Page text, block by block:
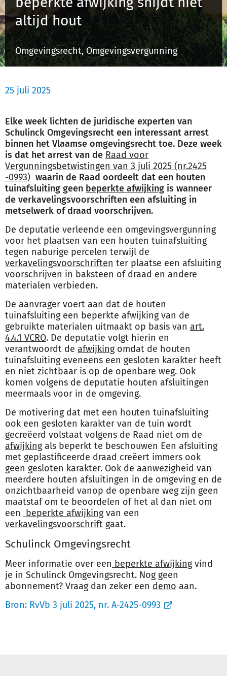
Schulinck Omgevingsrecht Databank
Over ons
Contact
Registreren
altijd hout
Omgevingsrecht, Omgevingsvergunning
25 juli 2025
Elke week lichten de juridische experten van
Schulinck Omgevingsrecht een interessant arrest
binnen het Vlaamse omgevingsrecht toe. Deze week
is dat het arrest van de Raad voor
Vergunningsbetwistingen van 3 juli 2025 (nr.2425
-0993) waarin de Raad oordeelt dat een houten
tuinafsluiting geen beperkte afwijking is wanneer
de verkavelingsvoorschriften een afsluiting in
metselwerk of draad voorschrijven.
De deputatie verleende een omgevingsvergunning
voor het plaatsen van een houten tuinafsluiting
tegen naburige percelen terwijl de
verkavelingsvoorschriften ter plaatse een afsluiting
voorschrijven in baksteen of draad en andere
materialen verbieden.
De aanvrager voert aan dat de houten
tuinafsluiting een beperkte afwijking van de
gebruikte materialen uitmaakt op basis van art.
4.4.1 VCRO. De deputatie volgt hierin en
verantwoordt de afwijkingomdat de houten
tuinafsluiting eveneens een gesloten karakter heeft
en niet zichtbaar is op de openbare weg. Ook
komen volgens de deputatie houten afsluitingen
meermaals voor in de omgeving.
De motivering dat met een houten tuinafsluiting
ook een gesloten karakter van de tuin wordt
gecreëerd volstaat volgens de Raad niet om de
afwijkingals beperkt te beschouwen Een afsluiting
met geplastificeerde draad creëert immers ook
geen gesloten karakter. Ook de aanwezigheid van
meerdere houten afsluitingen in de omgeving en de
onzichtbaarheid vanop de openbare weg zijn geen
maatstaf om te beoordelen of het al dan niet om
een
beperkte afwijkingvan een
verkavelingsvoorschrift gaat.
Schulinck Omgevingsrecht
Meer informatie over een beperkte afwijkingvind
je in Schulinck Omgevingsrecht. Nog geen
abonnement? Vraag dan zeker een demo aan.
Bron: RvVb 3 juli 2025, nr. A-2425-0993